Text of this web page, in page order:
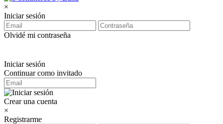
×
Iniciar sesión
Olvidé mi contraseña
Iniciar sesión
Continuar como invitado
Crear una cuenta
×
Registrarme